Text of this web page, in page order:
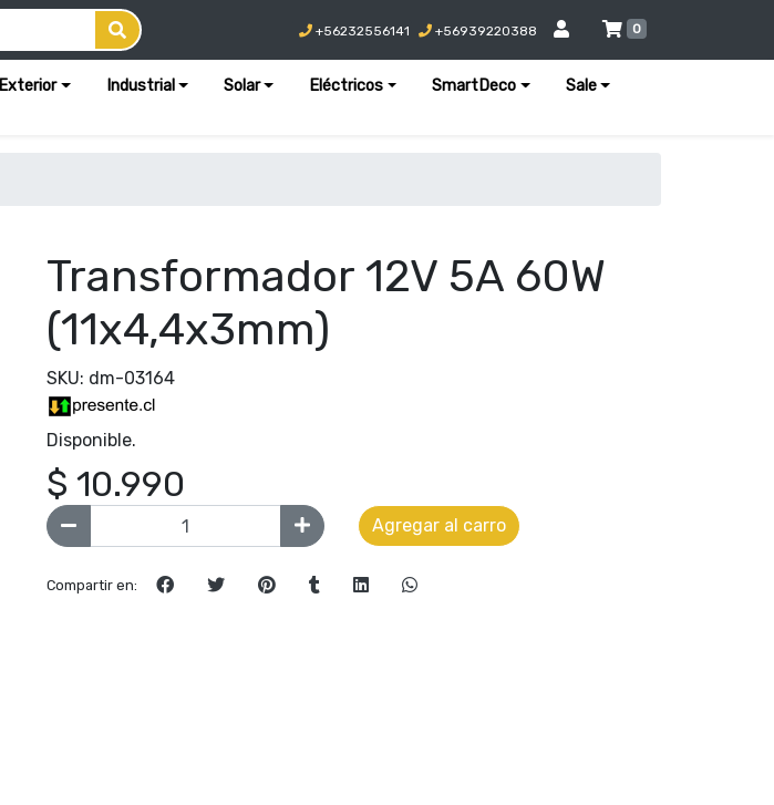
+56232556141 +56939220388 0
Exterior Industrial Solar Eléctricos SmartDeco Sale
Transformador 12V 5A 60W
(11x4,4x3mm)
SKU: dm-03164
Disponible.
$ 10.990
Agregar al carro
Compartir en: